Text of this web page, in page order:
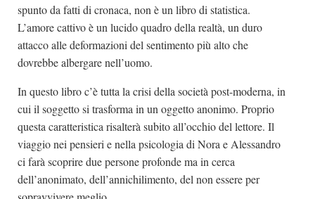
spunto da fatti di cronaca, non è un libro di statistica.
L’amore cattivo è un lucido quadro della realtà, un duro
attacco alle deformazioni del sentimento più alto che
dovrebbe albergare nell’uomo.
In questo libro c’è tutta la crisi della società post-moderna, in
cui il soggetto si trasforma in un oggetto anonimo. Proprio
questa caratteristica risalterà subito all’occhio del lettore. Il
viaggio nei pensieri e nella psicologia di Nora e Alessandro
ci farà scoprire due persone profonde ma in cerca
dell’anonimato, dell’annichilimento, del non essere per